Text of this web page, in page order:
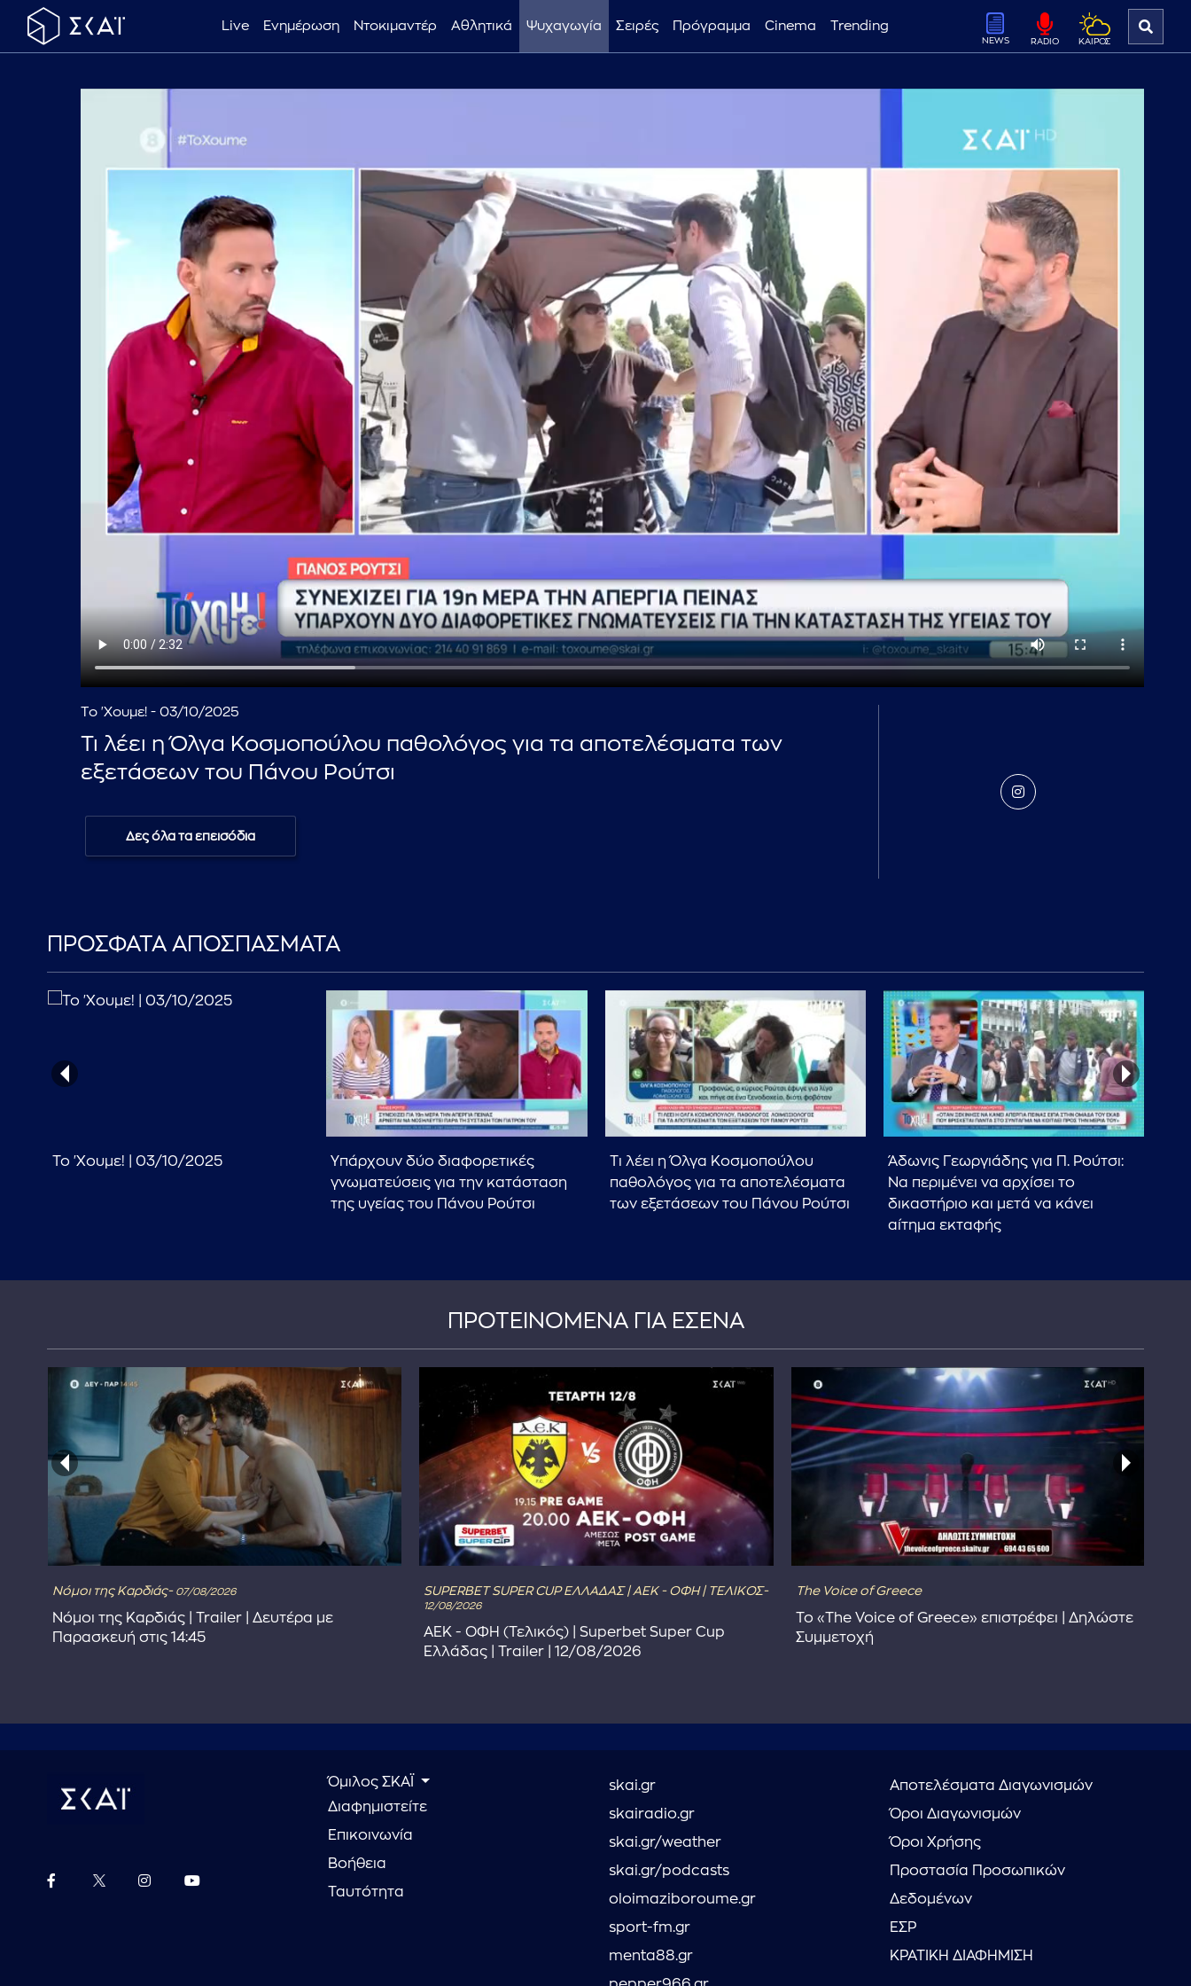
Live Ενημέρωση Ντοκιμαντέρ Αθλητικά Ψυχαγωγία Σειρές Πρόγραμμα Cinema Trending
NEWS RADIO ΚΑΙΡΟΣ
...πληκτρολογήστε κείμενο προς αναζήτηση
Το 'Χουμε! - 03/10/2025
Τι λέει η Όλγα Κοσμοπούλου παθολόγος για τα αποτελέσματα των
εξετάσεων του Πάνου Ρούτσι
Δες όλα τα επεισόδια
ΠΡΟΣΦΑΤΑ ΑΠΟΣΠΑΣΜΑΤΑ
Το 'Χουμε! | 03/10/2025
Υπάρχουν δύο διαφορετικές
γνωματεύσεις για την κατάσταση
της υγείας του Πάνου Ρούτσι
Τι λέει η Όλγα Κοσμοπούλου
παθολόγος για τα αποτελέσματα
των εξετάσεων του Πάνου Ρούτσι
Άδωνις Γεωργιάδης για Π. Ρούτσι:
Να περιμένει να αρχίσει το
δικαστήριο και μετά να κάνει
αίτημα εκταφής
ΠΡΟΤΕΙΝΟΜΕΝΑ ΓΙΑ ΕΣΕΝΑ
Νόμοι της Καρδιάς- 07/08/2026
Νόμοι της Καρδιάς | Trailer | Δευτέρα με
Παρασκευή στις 14:45
SUPERBET SUPER CUP ΕΛΛΑΔΑΣ | ΑΕΚ - ΟΦΗ | ΤΕΛΙΚΟΣ-
12/08/2026
ΑΕΚ - ΟΦΗ (Τελικός) | Superbet Super Cup
Ελλάδας | Trailer | 12/08/2026
The Voice of Greece
Το «The Voice of Greece» επιστρέφει | Δηλώστε
Συμμετοχή
Όμιλος ΣΚΑΪ
Διαφημιστείτε
Επικοινωνία
Βοήθεια
Ταυτότητα
skai.gr
skairadio.gr
skai.gr/weather
skai.gr/podcasts
oloimaziboroume.gr
sport-fm.gr
menta88.gr
Αποτελέσματα Διαγωνισμών
Όροι Διαγωνισμών
Όροι Χρήσης
Προστασία Προσωπικών
Δεδομένων
ΕΣΡ
ΚΡΑΤΙΚΗ ΔΙΑΦΗΜΙΣΗ